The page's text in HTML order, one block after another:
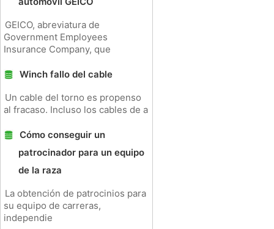
GEICO, abreviatura de
Government Employees
Insurance Company, que
Winch fallo del cable
Un cable del torno es propenso
al fracaso. Incluso los cables de a
Cómo conseguir un
patrocinador para un equipo
de la raza
La obtención de patrocinios para
su equipo de carreras,
independie